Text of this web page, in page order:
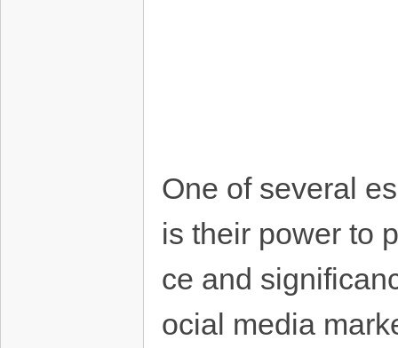
One of several
is their power to
ce and
ocial media